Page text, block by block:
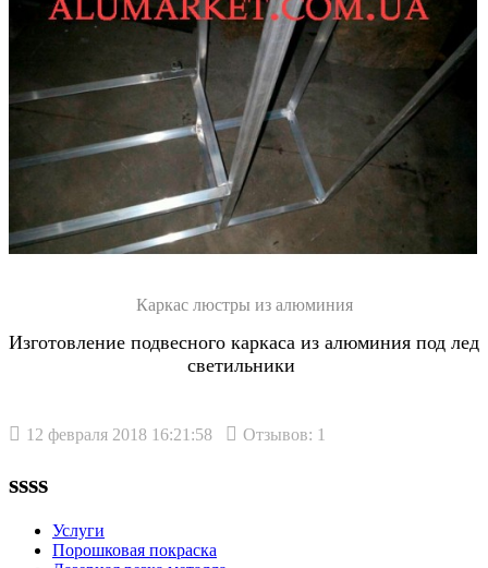
Каркас люстры из алюминия
Изготовление подвесного каркаса из алюминия под лед
светильники
12 февраля 2018 16:21:58 Отзывов: 1
ssss
Услуги
Порошковая покраска